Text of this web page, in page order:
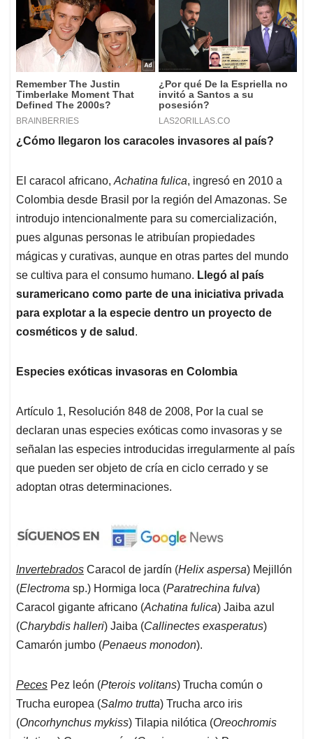
¿Cómo llegaron los caracoles invasores al país?
El caracol africano, Achatina fulica, ingresó en 2010 a
Colombia desde Brasil por la región del Amazonas. Se
introdujo intencionalmente para su comercialización,
pues algunas personas le atribuían propiedades
mágicas y curativas, aunque en otras partes del mundo
se cultiva para el consumo humano. Llegó al país
suramericano como parte de una iniciativa privada
para explotar a la especie dentro un proyecto de
cosméticos y de salud .
Especies exóticas invasoras en Colombia
Artículo 1, Resolución 848 de 2008, Por la cual se
declaran unas especies exóticas como invasoras y se
señalan las especies introducidas irregularmente al país
que pueden ser objeto de cría en ciclo cerrado y se
adoptan otras determinaciones.
Invertebrados Caracol de jardín (Helix aspersa) Mejillón
(Electroma sp.) Hormiga loca (Paratrechina fulva)
Caracol gigante africano (Achatina fulica) Jaiba azul
(Charybdis halleri) Jaiba (Callinectes exasperatus)
Camarón jumbo (Penaeus monodon).
Peces Pez león (Pterois volitans) Trucha común o
Trucha europea (Salmo trutta) Trucha arco iris
(Oncorhynchus mykiss) Tilapia nilótica (Oreochromis